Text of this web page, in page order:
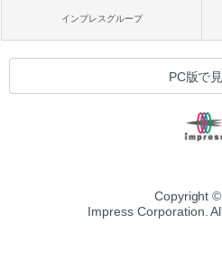
インプレスグループ
PC版で
Copyright ©
Impress Corporation.